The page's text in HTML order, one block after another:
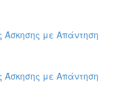
Άσκησης με Απάντηση
Άσκησης με Απάντηση